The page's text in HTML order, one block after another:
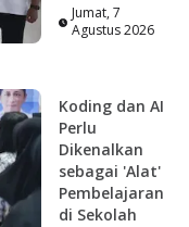
Jumat, 7
Agustus 2026
Koding dan AI
Perlu
Dikenalkan
sebagai 'Alat'
Pembelajaran
di Sekolah